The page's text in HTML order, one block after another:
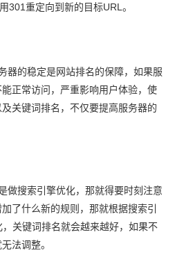
301重定向到新的目标URL。
的稳定是网站排名的保障，如果服
正常访问，严重影响用户体验，使
关键词排名，不仅要提高服务器的
搜索引擎优化，那就得要时刻注意
了什么新的规则，那就根据搜索引
关键词排名就会越来越好，如果不
法调整。